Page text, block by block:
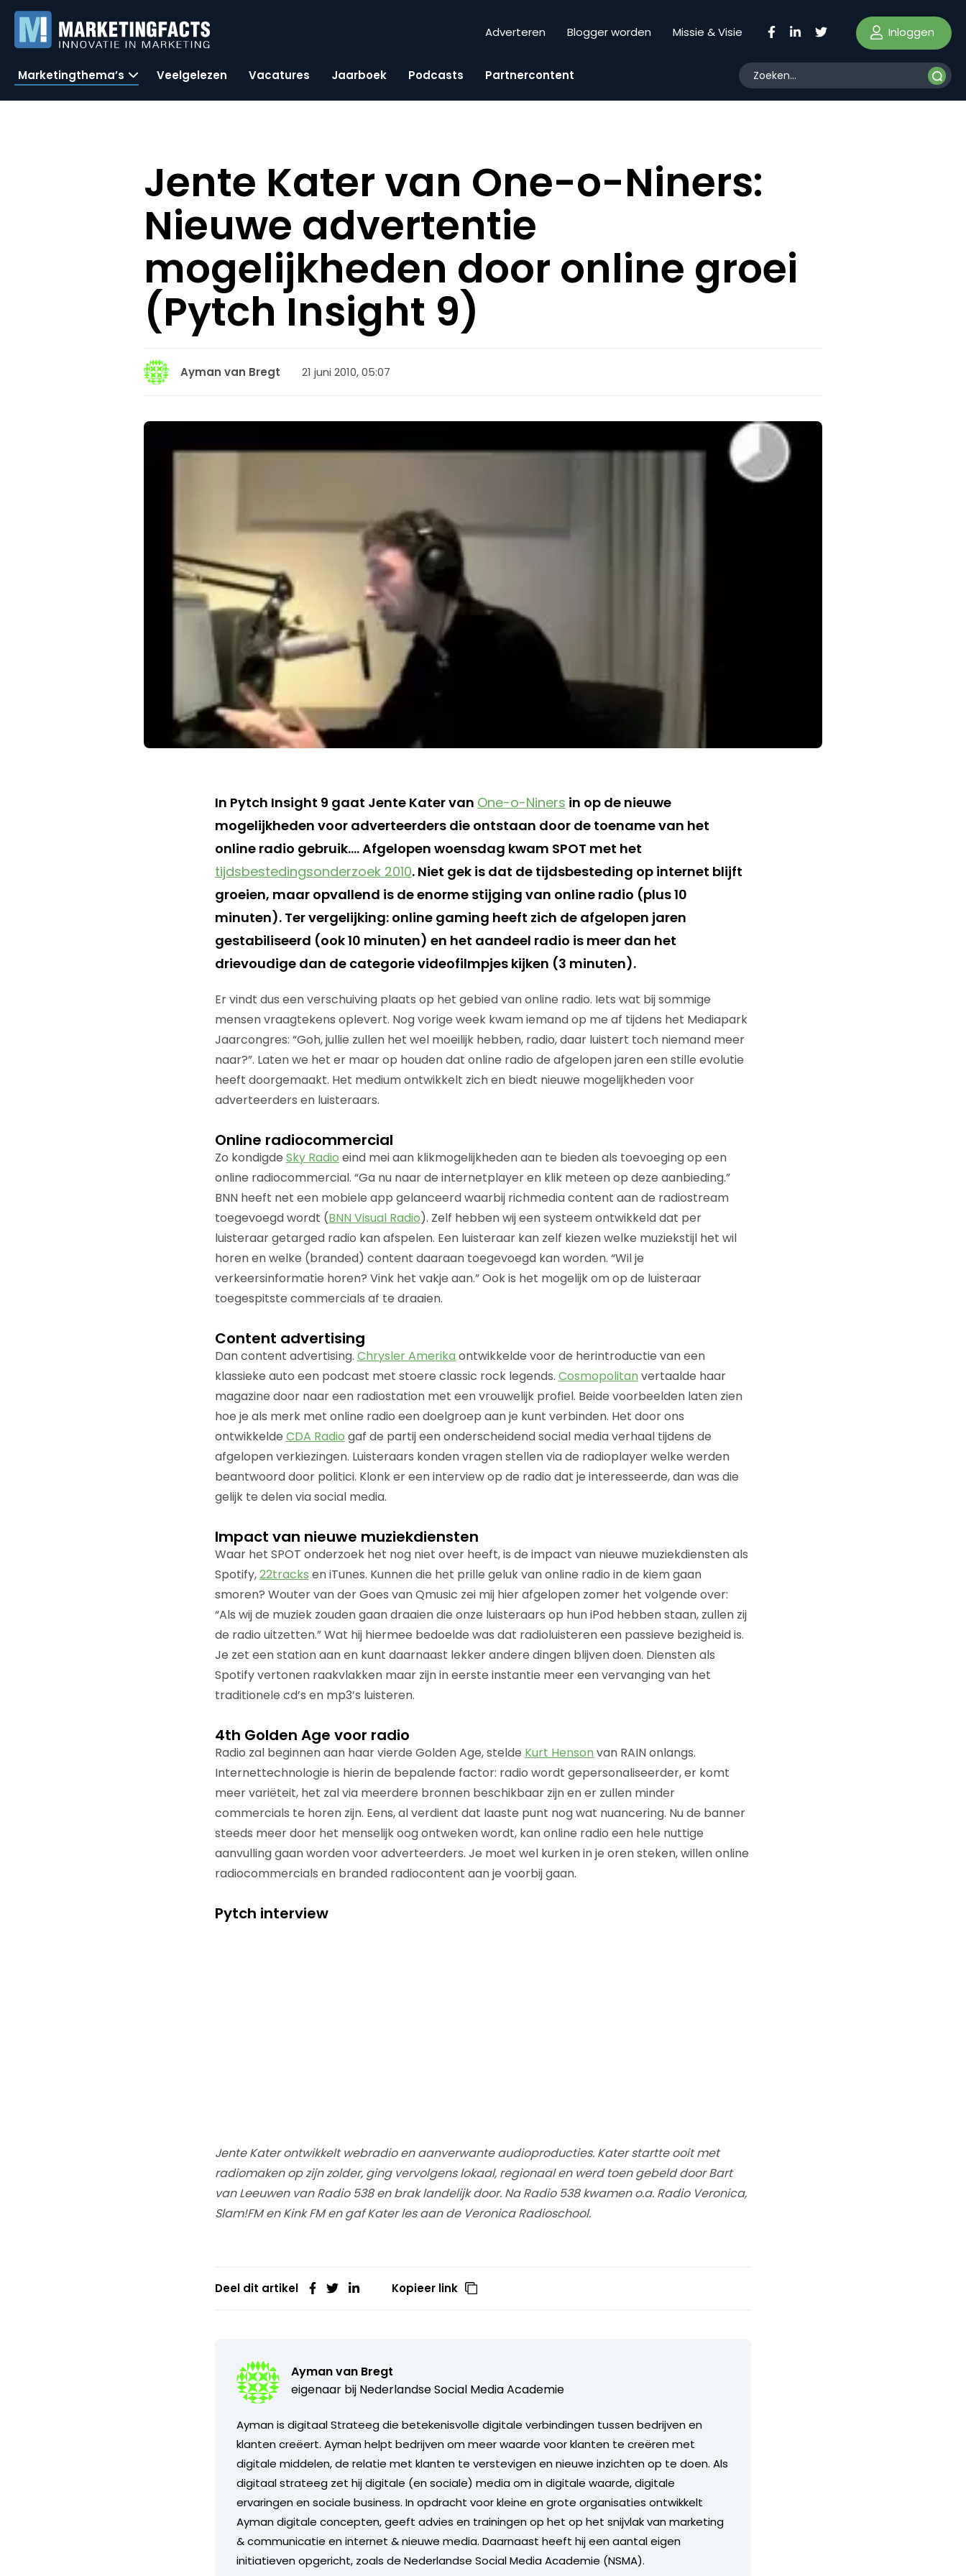
Adverteren Blogger worden Missie & Visie Inloggen
Marketingthema’s Veelgelezen Vacatures Jaarboek Podcasts Partnercontent
Jente Kater van One-o-Niners:
Nieuwe advertentie
mogelijkheden door online groei
(Pytch Insight 9)
Ayman van Bregt 21 juni 2010, 05:07
In Pytch Insight 9 gaat Jente Kater van One-o-Niners in op de nieuwe
mogelijkheden voor adverteerders die ontstaan door de toename van het
online radio gebruik…. Afgelopen woensdag kwam SPOT met het
tijdsbestedingsonderzoek 2010. Niet gek is dat de tijdsbesteding op internet blijft
groeien, maar opvallend is de enorme stijging van online radio (plus 10
minuten). Ter vergelijking: online gaming heeft zich de afgelopen jaren
gestabiliseerd (ook 10 minuten) en het aandeel radio is meer dan het
drievoudige dan de categorie videofilmpjes kijken (3 minuten).
Er vindt dus een verschuiving plaats op het gebied van online radio. Iets wat bij sommige
mensen vraagtekens oplevert. Nog vorige week kwam iemand op me af tijdens het Mediapark
Jaarcongres: “Goh, jullie zullen het wel moeilijk hebben, radio, daar luistert toch niemand meer
naar?”. Laten we het er maar op houden dat online radio de afgelopen jaren een stille evolutie
heeft doorgemaakt. Het medium ontwikkelt zich en biedt nieuwe mogelijkheden voor
adverteerders en luisteraars.
Online radiocommercial
Zo kondigde Sky Radio eind mei aan klikmogelijkheden aan te bieden als toevoeging op een
online radiocommercial. “Ga nu naar de internetplayer en klik meteen op deze aanbieding.”
BNN heeft net een mobiele app gelanceerd waarbij richmedia content aan de radiostream
toegevoegd wordt (BNN Visual Radio). Zelf hebben wij een systeem ontwikkeld dat per
luisteraar getarged radio kan afspelen. Een luisteraar kan zelf kiezen welke muziekstijl het wil
horen en welke (branded) content daaraan toegevoegd kan worden. “Wil je
verkeersinformatie horen? Vink het vakje aan.” Ook is het mogelijk om op de luisteraar
toegespitste commercials af te draaien.
Content advertising
Dan content advertising. Chrysler Amerika ontwikkelde voor de herintroductie van een
klassieke auto een podcast met stoere classic rock legends. Cosmopolitan vertaalde haar
magazine door naar een radiostation met een vrouwelijk profiel. Beide voorbeelden laten zien
hoe je als merk met online radio een doelgroep aan je kunt verbinden. Het door ons
ontwikkelde CDA Radio gaf de partij een onderscheidend social media verhaal tijdens de
afgelopen verkiezingen. Luisteraars konden vragen stellen via de radioplayer welke werden
beantwoord door politici. Klonk er een interview op de radio dat je interesseerde, dan was die
gelijk te delen via social media.
Impact van nieuwe muziekdiensten
Waar het SPOT onderzoek het nog niet over heeft, is de impact van nieuwe muziekdiensten als
Spotify,22tracks en iTunes. Kunnen die het prille geluk van online radio in de kiem gaan
smoren? Wouter van der Goes van Qmusic zei mij hier afgelopen zomer het volgende over:
“Als wij de muziek zouden gaan draaien die onze luisteraars op hun iPod hebben staan, zullen zij
de radio uitzetten.” Wat hij hiermee bedoelde was dat radioluisteren een passieve bezigheid is.
Je zet een station aan en kunt daarnaast lekker andere dingen blijven doen. Diensten als
Spotify vertonen raakvlakken maar zijn in eerste instantie meer een vervanging van het
traditionele cd’s en mp3’s luisteren.
4th Golden Age voor radio
Radio zal beginnen aan haar vierde Golden Age, stelde Kurt Henson van RAIN onlangs.
Internettechnologie is hierin de bepalende factor: radio wordt gepersonaliseerder, er komt
meer variëteit, het zal via meerdere bronnen beschikbaar zijn en er zullen minder
commercials te horen zijn. Eens, al verdient dat laaste punt nog wat nuancering. Nu de banner
steeds meer door het menselijk oog ontweken wordt, kan online radio een hele nuttige
aanvulling gaan worden voor adverteerders. Je moet wel kurken in je oren steken, willen online
radiocommercials en branded radiocontent aan je voorbij gaan.
Pytch interview
Jente Kater ontwikkelt webradio en aanverwante audioproducties. Kater startte ooit met
radiomaken op zijn zolder, ging vervolgens lokaal, regionaal en werd toen gebeld door Bart
van Leeuwen van Radio 538 en brak landelijk door. Na Radio 538 kwamen o.a. Radio Veronica,
Slam!FM en Kink FM en gaf Kater les aan de Veronica Radioschool.
Deel dit artikel Kopieer link
Ayman van Bregt
eigenaar bij Nederlandse Social Media Academie
Ayman is digitaal Strateeg die betekenisvolle digitale verbindingen tussen bedrijven en
klanten creëert. Ayman helpt bedrijven om meer waarde voor klanten te creëren met
digitale middelen, de relatie met klanten te verstevigen en nieuwe inzichten op te doen. Als
digitaal strateeg zet hij digitale (en sociale) media om in digitale waarde, digitale
ervaringen en sociale business. In opdracht voor kleine en grote organisaties ontwikkelt
Ayman digitale concepten, geeft advies en trainingen op het op het snijvlak van marketing
& communicatie en internet & nieuwe media. Daarnaast heeft hij een aantal eigen
initiatieven opgericht, zoals de Nederlandse Social Media Academie (NSMA).